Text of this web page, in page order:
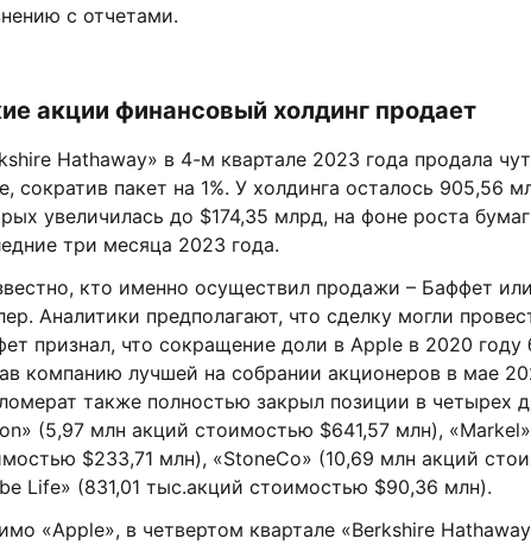
с отчетами.
акции финансовый холдинг продает
Hathaway» в 4-м квартале 2023 года продала
сократив пакет на 1%. У холдинга осталось 905,56
увеличилась до $174,35 млрд, на фоне роста
три месяца 2023 года.
кто именно осуществил продажи – Баффет
Аналитики предполагают, что сделку могли
признал, что сокращение доли в Apple в 2020
компанию лучшей на собрании акционеров в мае
также полностью закрыл позиции в четырех
(5,97 млн акций стоимостью $641,57 млн),
$233,71 млн), «StoneCo» (10,69 млн акций
Life» (831,01 тыс.акций стоимостью $90,36 млн).
«Apple», в четвертом квартале «Berkshire